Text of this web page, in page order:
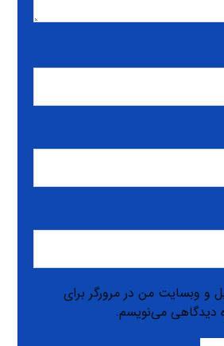
و وبسایت من در مرورگر برای
دیدگاهی می‌نویسم.